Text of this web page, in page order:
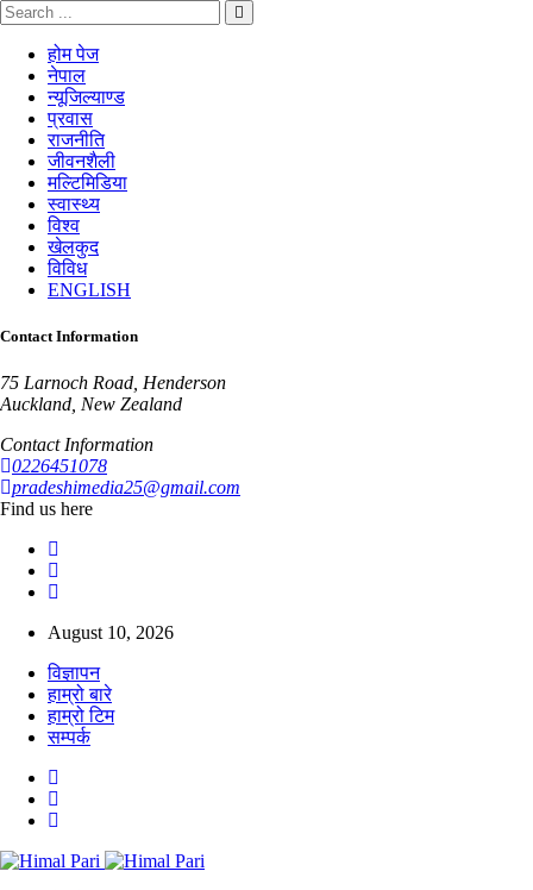
होम पेज
नेपाल
न्यूजिल्याण्ड
प्रवास
राजनीति
जीवनशैली
मल्टिमिडिया
स्वास्थ्य
विश्व
खेलकुद
विविध
ENGLISH
Contact Information
75 Larnoch Road, Henderson
Auckland, New Zealand
Contact Information
0226451078
pradeshimedia25@gmail.com
Find us here
August 10, 2026
विज्ञापन
हाम्रो बारे
हाम्रो टिम
सम्पर्क